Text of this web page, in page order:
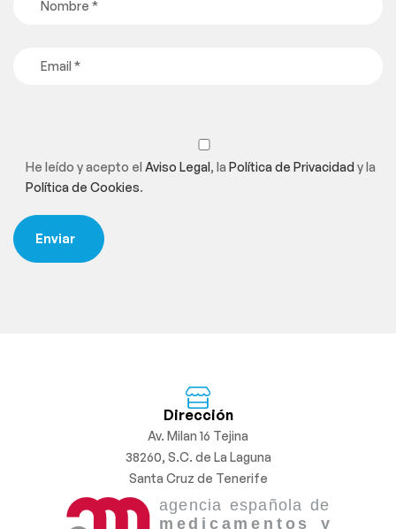
He leído y acepto el Aviso Legal, la Política de Privacidady la
Política de Cookies.
Dirección
Av. Milan 16 Tejina
38260, S.C. de La Laguna
Santa Cruz de Tenerife